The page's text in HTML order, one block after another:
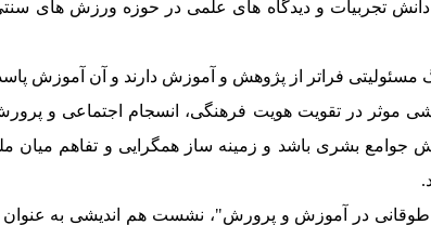
تجربیات و دیدگاه های علمی در حوزه ورزش های
مسئولیتی فراتر از پژوهش و آموزش دارند و آن آموزش
موثر در تقویت هویت فرهنگی، انسجام اجتماعی و
جوامع بشری باشد و زمینه ساز همگرایی و تفاهم میان
در آموزش و پرورش"، نشست هم اندیشی به عنوان